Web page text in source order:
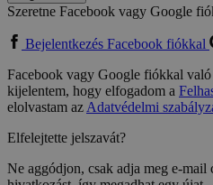
Szeretne Facebook vagy Google
Bejelentkezés Facebook fiókkal
Facebook vagy Google fiókkal
kijelentem, hogy elfogadom a
elolvastam azAdatvédelmi
Elfelejtette jelszavát?
Ne aggódjon, csak adja meg e-